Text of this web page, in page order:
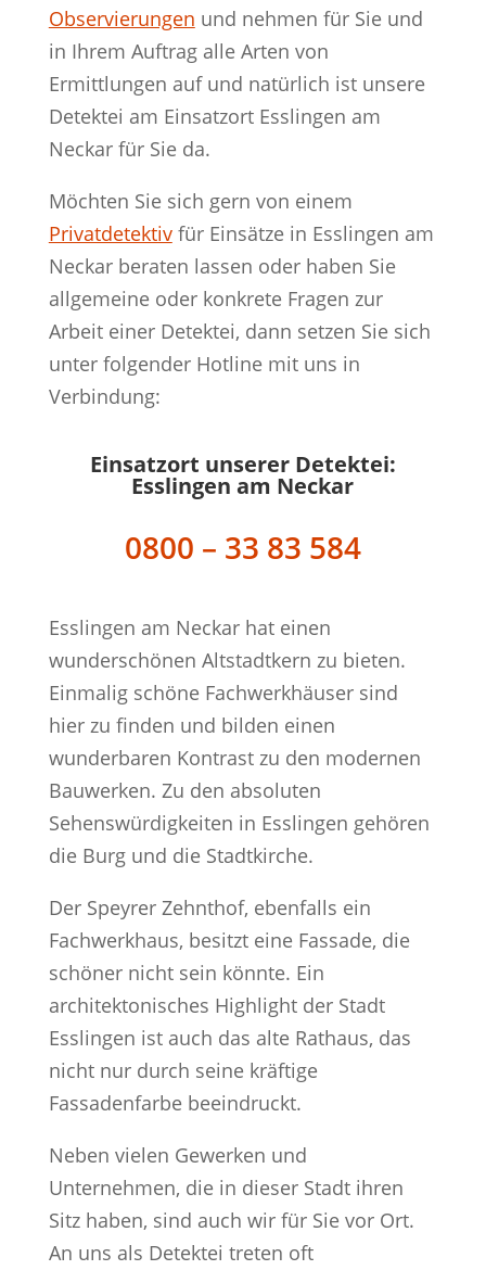
Observierungen und nehmen für Sie und
in Ihrem Auftrag alle Arten von
Ermittlungen auf und natürlich ist unsere
Detektei am Einsatzort Esslingen am
Neckar für Sie da.
Möchten Sie sich gern von einem
Privatdetektivfür Einsätze in Esslingen am
Neckar beraten lassen oder haben Sie
allgemeine oder konkrete Fragen zur
Arbeit einer Detektei, dann setzen Sie sich
unter folgender Hotline mit uns in
Verbindung:
Einsatzort unserer Detektei:
Esslingen am Neckar
0800 – 33 83 584
Esslingen am Neckar hat einen
wunderschönen Altstadtkern zu bieten.
Einmalig schöne Fachwerkhäuser sind
hier zu finden und bilden einen
wunderbaren Kontrast zu den modernen
Bauwerken. Zu den absoluten
Sehenswürdigkeiten in Esslingen gehören
die Burg und die Stadtkirche.
Der Speyrer Zehnthof, ebenfalls ein
Fachwerkhaus, besitzt eine Fassade, die
schöner nicht sein könnte. Ein
architektonisches Highlight der Stadt
Esslingen ist auch das alte Rathaus, das
nicht nur durch seine kräftige
Fassadenfarbe beeindruckt.
Neben vielen Gewerken und
Unternehmen, die in dieser Stadt ihren
Sitz haben, sind auch wir für Sie vor Ort.
An uns als Detektei treten oft